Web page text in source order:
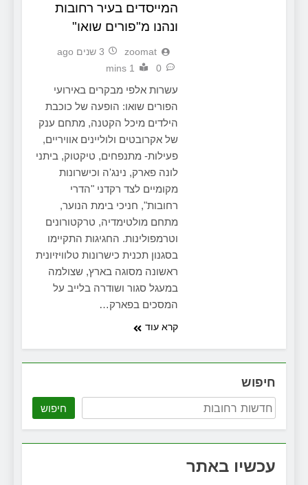
המייסדים בעיר רחובות
ונהנו מ"פורים שואו"
zoomat
3 שנים ago
0
1 mins
עשרות אלפי מבקרים באירועי
הפורים שואו: הופעה של כוכבת
הילדים מיכל הקטנה, מתחם ענק
של אקרובטים ולוליינים אוויריים,
פעילות- מתנפחים, טיקטוק, ביתני
לונה פארק, נינג'ה וכישרונות
מקומיים לצד רקדני "הדרי
רחובות", חניכי בימת הנוער,
מתחם מולטימדיה, טרקטורונים
וטרמפולינות. החגיגות התקיימו
בסגנון תכנית כישרונות טלוויזיונית
ראשונה מסוגה בארץ, שצולמה
במעגל סגור ושודרה בלייב על
המסכים בפארק…
קרא עוד
חיפוש
חיפוש
עכשיו באתר